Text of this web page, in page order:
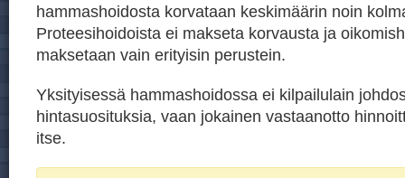
hammashoidosta korvataan keskimäärin noin
Proteesihoidoista ei makseta korvausta ja
maksetaan vain erityisin perustein.
Yksityisessä hammashoidossa ei kilpailulain
hintasuosituksia, vaan jokainen vastaanotto
itse.